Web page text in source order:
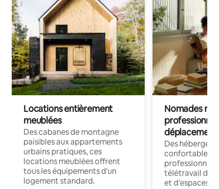
Locations entièrement
meublées
Des cabanes de montagne
paisibles aux appartements
urbains pratiques, ces
locations meublées offrent
tous les équipements d'un
logement standard.
Nomades
déplacement
Des
confortables
professionnels
télétravail
et d'espaces